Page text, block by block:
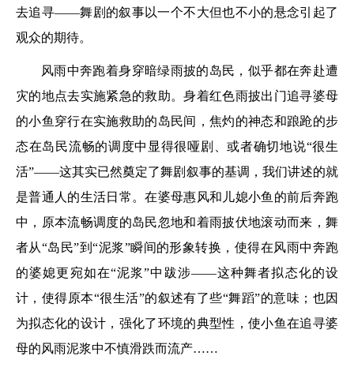
去追寻——舞剧的叙事以一个不大但也不小的悬念引起了
观众的期待。
风雨中奔跑着身穿暗绿雨披的岛民，似乎都在奔赴遭
灾的地点去实施紧急的救助。身着红色雨披出门追寻婆母
的小鱼穿行在实施救助的岛民间，焦灼的神态和踉跄的步
态在岛民流畅的调度中显得很哑剧、或者确切地说“很生
活”——这其实已然奠定了舞剧叙事的基调，我们讲述的就
是普通人的生活日常。在婆母惠风和儿媳小鱼的前后奔跑
中，原本流畅调度的岛民忽地和着雨披伏地滚动而来，舞
者从“岛民”到“泥浆”瞬间的形象转换，使得在风雨中奔跑
的婆媳更宛如在“泥浆”中跋涉——这种舞者拟态化的设
计，使得原本“很生活”的叙述有了些“舞蹈”的意味；也因
为拟态化的设计，强化了环境的典型性，使小鱼在追寻婆
母的风雨泥浆中不慎滑跌而流产……